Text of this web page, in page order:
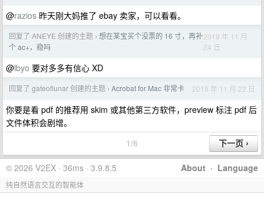
@razios 昨天刚大妈推了 ebay 卖家，可以看看。
回复了 ANEYE 创建的主题 › 想在某宝买个没票的 16 寸，再补
个 ac+，稳吗
2019 年 11 月
24 日
@lbyo 要对多多有信心 XD
回复了 gateoflunar 创建的主题 › Acrobat for Mac 非常卡 2019 年 11 月 22 日
你要是看 pdf 的推荐用 skim 或其他第三方软件，preview 标注 pdf 后
文件体积会剧增。
1/6
About · Language
© 2026 V2EX · 36ms · 3.9.8.5
纯自然语言交互的智能体